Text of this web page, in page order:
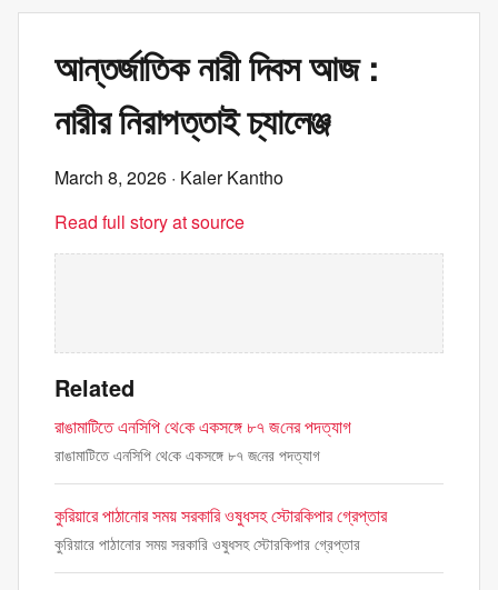
আন্তর্জাতিক নারী দিবস আজ :
নারীর নিরাপত্তাই চ্যালেঞ্জ
March 8, 2026 · Kaler Kantho
Read full story at source
Related
রাঙামাটিতে এনসিপি থে‌কে একসঙ্গে ৮৭ জ‌নের পদত্যাগ
রাঙামাটিতে এনসিপি থে‌কে একসঙ্গে ৮৭ জ‌নের পদত্যাগ
কুরিয়ারে পাঠানোর সময় সরকারি ওষুধসহ স্টোরকিপার গ্রেপ্তার
কুরিয়ারে পাঠানোর সময় সরকারি ওষুধসহ স্টোরকিপার গ্রেপ্তার